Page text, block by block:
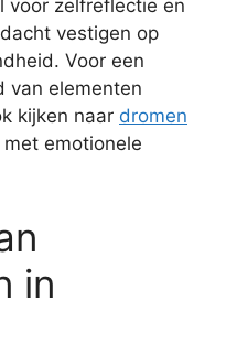
voor zelfreflectie en
vestigen op
Voor een
van elementen
kijken naar dromen
emotionele
in